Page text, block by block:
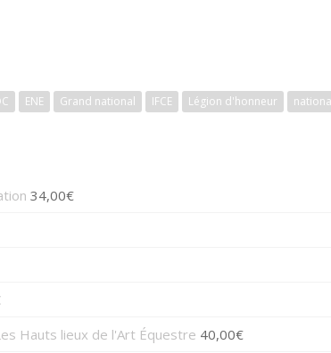
ENE Grand national IFCE Légion d'honneur
34,00€
Hauts lieux de l'Art Équestre 40,00€